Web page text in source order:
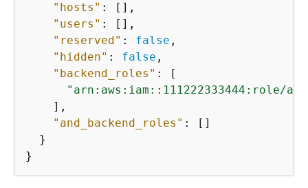
"hosts" : [],
"users" : [],
"reserved" : false ,
"hidden" : false ,
"backend_roles" : [
"arn:aws:iam::111222333444:role/
    ],
"and_backend_roles" : []
  }
}